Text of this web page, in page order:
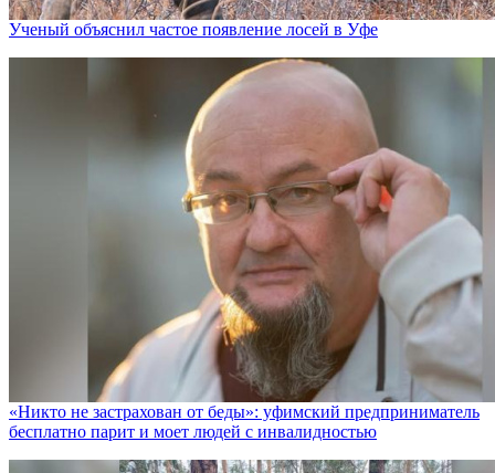
Ученый объяснил частое появление лосей в Уфе
«Никто не заcтрахован от беды»: уфимский предприниматель
бесплатно парит и моет людей с инвалидностью